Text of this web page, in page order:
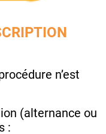
n’est
(alternance ou
: